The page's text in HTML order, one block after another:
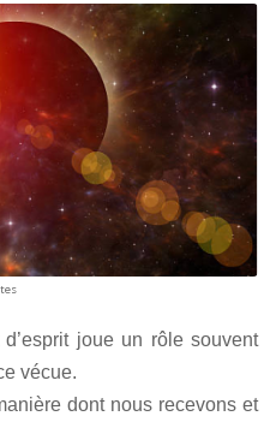
d’esprit joue un rôle souvent
vécue.
dont nous recevons et